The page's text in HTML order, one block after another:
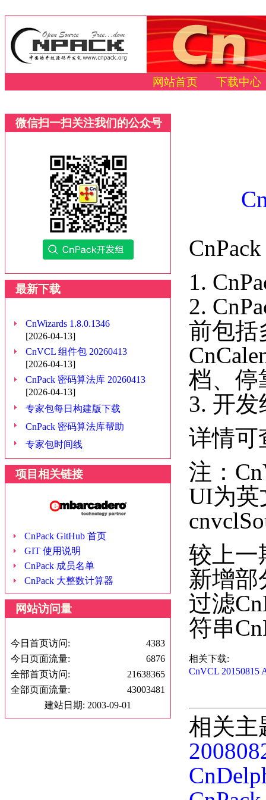
网站首页 下载中心
微信扫一扫关注我们的公众号
最新下载
CnWizards 1.8.0.1346
[2026-04-13]
CnVCL 组件包 20260413
[2026-04-13]
CnPack 密码算法库 20260413
[2026-04-13]
专家包每日构建版下载
CnPack 密码算法库帮助
专家包时间线
项目相关链接
CnPack GitHub 首页
GIT 使用说明
CnPack 成员名单
CnPack 大整数计算器
网站访问量
今日首页访问:
4383
今日页面流量:
6876
全部首页访问:
21638365
全部页面流量:
43003481
建站日期: 2003-09-01
1.
2.
前包括
档、停
3. 开
详情可
注：
UI为英
较上一
新增部
过滤
符串
相关下载:
CnVCL 20150815
相关主